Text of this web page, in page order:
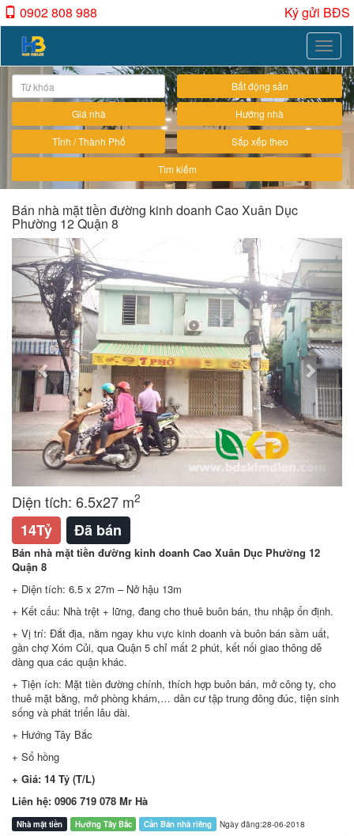
0902 808 988 Ký gửi BĐS
Toggle
Bất động sản
Giá nhà Hướng nhà
Tỉnh / Thành Phố Sắp xếp theo
Tìm kiếm
Bán nhà mặt tiền đường kinh doanh Cao Xuân Dục
Phường 12 Quận 8
Previous Next
Diện tích: 6.5x27 m2
14Tỷ Đã bán
Bán nhà mặt tiền đường kinh doanh Cao Xuân Dục Phường 12
Quận 8
+ Diện tích: 6.5 x 27m – Nở hậu 13m
+ Kết cấu: Nhà trệt + lững, đang cho thuê buôn bán, thu nhập ổn định.
+ Vị trí: Đắt địa, nằm ngay khu vực kinh doanh và buôn bán sầm uất,
gần chợ Xóm Củi, qua Quận 5 chỉ mất 2 phút, kết nối giao thông dễ
dàng qua các quận khác.
+ Tiện ích: Mặt tiền đường chính, thích hợp buôn bán, mở công ty, cho
thuê mặt bằng, mở phòng khám,… dân cư tập trung đông đúc, tiện sinh
sống và phát triển lâu dài.
+ Hướng Tây Bắc
+ Sổ hồng
+ Giá: 14 Tỷ (T/L)
Liên hệ: 0906 719 078 Mr Hà
Nhà mặt tiền Hướng Tây Bắc Cần Bán nhà riêng Ngày đăng:28-06-2018